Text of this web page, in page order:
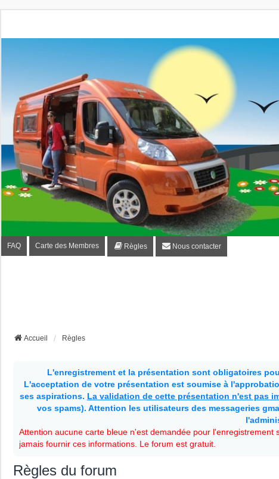
Fourgon-plaisir.com
Forum de conseils et d'entraide des utilisateurs de fourgons,
FAQ Carte des Membres Règles Nous contacter
Accueil Règles
L'enregistrement et la présentation sont obligatoires
L'acceptation de votre présentation est soumise à
ses aspirations. La validation de cette présentation n'est pas
vos spams). Attention les utilisateurs des messageries
Attention aucune carte bleue n'est demandée pour
jamais fournir ces informations. Le forum est gratuit.
Règles du forum